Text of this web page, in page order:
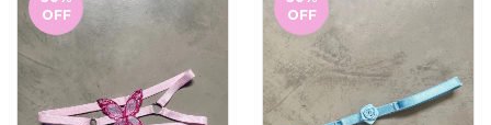
OFF
OFF